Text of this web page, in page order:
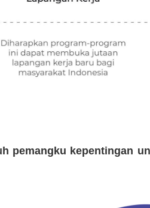
pemangku kepentingan